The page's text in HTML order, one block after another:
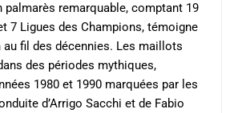
palmarès remarquable, comptant 19
7 Ligues des Champions, témoigne
fil des décennies. Les maillots
des périodes mythiques,
1980 et 1990 marquées par les
d’Arrigo Sacchi et de Fabio